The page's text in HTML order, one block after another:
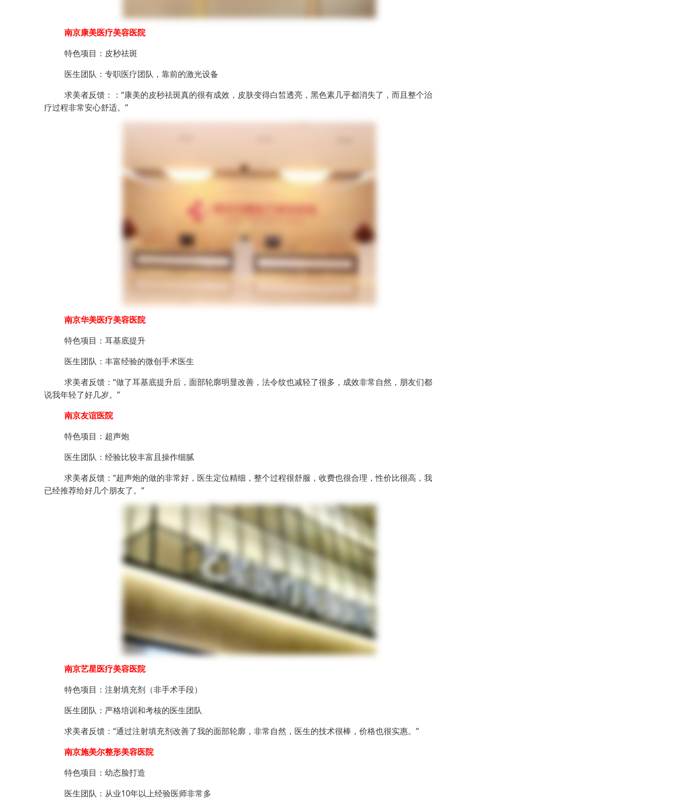
南京康美医疗美容医院
特色项目：皮秒祛斑
医生团队：专职医疗团队，靠前的激光设备
求美者反馈：：“康美的皮秒祛斑真的很有成效，皮肤变得白皙透亮，黑色素几乎都消失了，而且整个治
疗过程非常安心舒适。”
南京华美医疗美容医院
特色项目：耳基底提升
医生团队：丰富经验的微创手术医生
求美者反馈：“做了耳基底提升后，面部轮廓明显改善，法令纹也减轻了很多，成效非常自然，朋友们都
说我年轻了好几岁。”
南京友谊医院
特色项目：超声炮
医生团队：经验比较丰富且操作细腻
求美者反馈：“超声炮的做的非常好，医生定位精细，整个过程很舒服，收费也很合理，性价比很高，我
已经推荐给好几个朋友了。”
南京艺星医疗美容医院
特色项目：注射填充剂（非手术手段）
医生团队：严格培训和考核的医生团队
求美者反馈：“通过注射填充剂改善了我的面部轮廓，非常自然，医生的技术很棒，价格也很实惠。”
南京施美尔整形美容医院
特色项目：幼态脸打造
医生团队：从业10年以上经验医师非常多